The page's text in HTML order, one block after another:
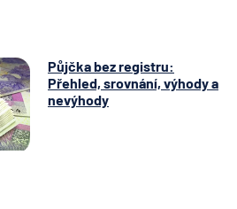
Půjčka bez registru:
Přehled, srovnání, výhody a
nevýhody